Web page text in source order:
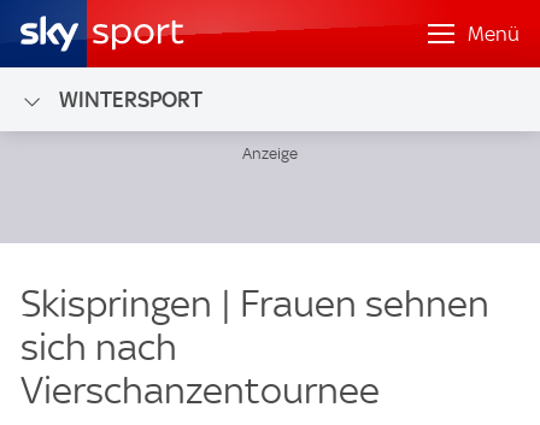
Menü
WINTERSPORT
Skispringen | Frauen sehnen
sich nach
Vierschanzentournee